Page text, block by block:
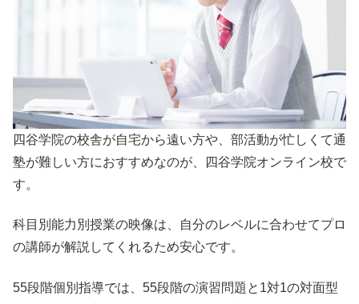
四谷学院の校舎が自宅から遠い方や、部活動が忙しくて通
塾が難しい方におすすめなのが、四谷学院オンライン校で
す。
科目別能力別授業の映像は、自分のレベルに合わせてプロ
の講師が解説してくれるため安心です。
55段階個別指導では、55段階の演習問題と1対1の対面型